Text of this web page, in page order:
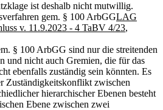
ist deshalb nicht mutwillig.
gem. § 100 ArbGGLAG
v. 11.9.2023 - 4 TaBV 4/23,
§ 100 ArbGG sind nur die streitenden
und nicht auch Gremien, die für das
ebenfalls zuständig sein könnten. Es
Zuständigkeitskonflikt zwischen
hierarchischer Ebenen besteht
Ebene zwischen zwei